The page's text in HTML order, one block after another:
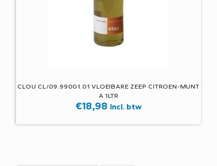
CLOU CL/09.99001.01 VLOEIBARE ZEEP CITROEN-MUNT
A 1LTR
€18,98 Incl. btw